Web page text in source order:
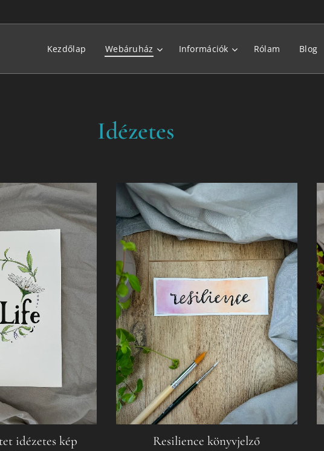
Kezdőlap Webáruház Információk Rólam Blog
Idézetes
idézetes kép Resilience könyvjelző